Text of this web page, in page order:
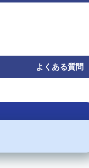
よくある質問